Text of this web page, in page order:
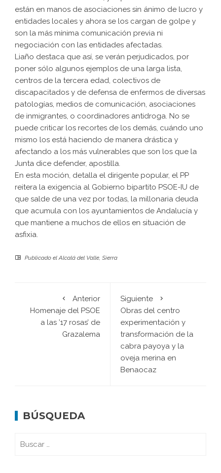
están en manos de asociaciones sin ánimo de lucro y
entidades locales y ahora se los cargan de golpe y
son la más mínima comunicación previa ni
negociación con las entidades afectadas.
Liaño destaca que así, se verán perjudicados, por
poner sólo algunos ejemplos de una larga lista,
centros de la tercera edad, colectivos de
discapacitados y de defensa de enfermos de diversas
patologías, medios de comunicación, asociaciones
de inmigrantes, o coordinadores antidroga. No se
puede criticar los recortes de los demás, cuándo uno
mismo los está haciendo de manera drástica y
afectando a los más vulnerables que son los que la
Junta dice defender, apostilla.
En esta moción, detalla el dirigente popular, el PP
reitera la exigencia al Gobierno bipartito PSOE-IU de
que salde de una vez por todas, la millonaria deuda
que acumula con los ayuntamientos de Andalucía y
que mantiene a muchos de ellos en situación de
asfixia.
Publicado elAlcalá del Valle, Sierra
Anterior
Homenaje del PSOE
a las ’17 rosas’ de
Grazalema
Siguiente
Obras del centro
experimentación y
transformación de la
cabra payoya y la
oveja merina en
Benaocaz
BÚSQUEDA